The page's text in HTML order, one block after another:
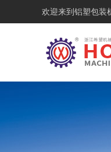
欢迎来到铝塑包装